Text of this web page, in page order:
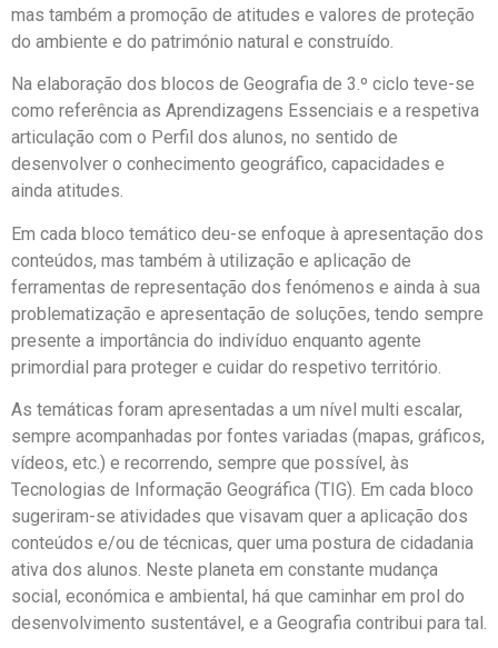
mas também a promoção de atitudes e valores de proteção
do ambiente e do património natural e construído.
Na elaboração dos blocos de Geografia de 3.º ciclo teve-se
como referência as Aprendizagens Essenciais e a respetiva
articulação com o Perfil dos alunos, no sentido de
desenvolver o conhecimento geográfico, capacidades e
ainda atitudes.
Em cada bloco temático deu-se enfoque à apresentação dos
conteúdos, mas também à utilização e aplicação de
ferramentas de representação dos fenómenos e ainda à sua
problematização e apresentação de soluções, tendo sempre
presente a importância do indivíduo enquanto agente
primordial para proteger e cuidar do respetivo território.
As temáticas foram apresentadas a um nível multi escalar,
sempre acompanhadas por fontes variadas (mapas, gráficos,
vídeos, etc.) e recorrendo, sempre que possível, às
Tecnologias de Informação Geográfica (TIG). Em cada bloco
sugeriram-se atividades que visavam quer a aplicação dos
conteúdos e/ou de técnicas, quer uma postura de cidadania
ativa dos alunos. Neste planeta em constante mudança
social, económica e ambiental, há que caminhar em prol do
desenvolvimento sustentável, e a Geografia contribui para tal.